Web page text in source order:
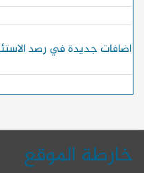
اضافات جديدة في رصد
خارطة الموقع